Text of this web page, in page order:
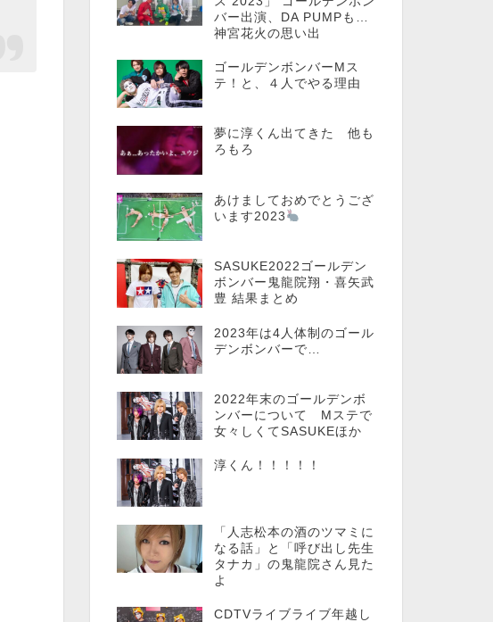
バー出演、DA PUMPも…
神宮花火の思い出
ゴールデンボンバーMス
テ！と、４人でやる理由
夢に淳くん出てきた 他も
ろもろ
あけましておめでとうござ
います2023
SASUKE2022ゴールデン
ボンバー鬼龍院翔・喜矢武
豊 結果まとめ
2023年は4人体制のゴール
デンボンバーで…
2022年末のゴールデンボ
ンバーについて Mステで
女々しくてSASUKEほか
淳くん！！！！！
「人志松本の酒のツマミに
なる話」と「呼び出し先生
タナカ」の鬼龍院さん見た
よ
CDTVライブライブ年越し